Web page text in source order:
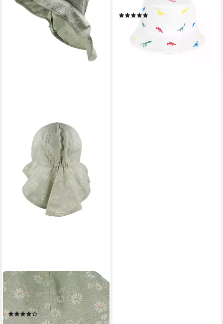
MAXIMO
Sonnenhut Sonnenschutz,
zum Binden
(3)
Sommermütze Kindermütze
16,90 €
lieferbar - in 4-5 Werktagen bei dir